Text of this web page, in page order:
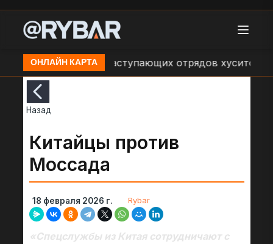
ОНЛАЙН КАРТА
об обстрелах наступающих отрядов хуситов со
Назад
Китайцы против
Моссада
18 февраля 2026 г. Rybar
«Спецслужбы из Китая сотрудничают с